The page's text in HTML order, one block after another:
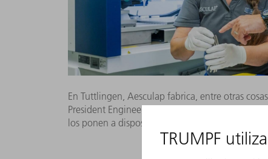
En Tuttlingen, Aesculap fabrica, entre otras
President Engineering, y su equipo desarrollan
los ponen a disposición de las fábricas de todo el